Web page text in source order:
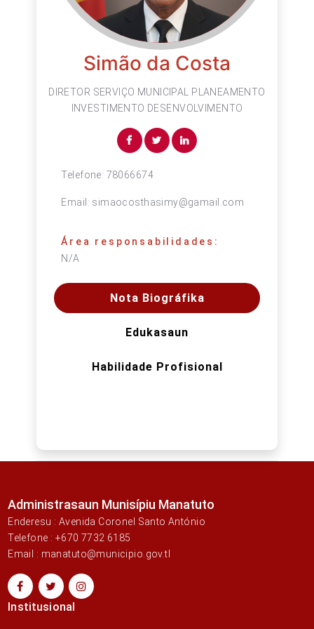
Simão da Costa
DIRETOR SERVIÇO MUNICIPAL PLANEAMENTO
INVESTIMENTO DESENVOLVIMENTO
Telefone: 78066674
Email: simaocosthasimy@gamail.com
Área responsabilidades:
N/A
Nota Biográfika
Edukasaun
Habilidade Profisional
Administrasaun Munisípiu Manatuto
Enderesu : Avenida Coronel Santo António
Telefone : +670 7732 6185
Email : manatuto@municipio.gov.tl
Institusional